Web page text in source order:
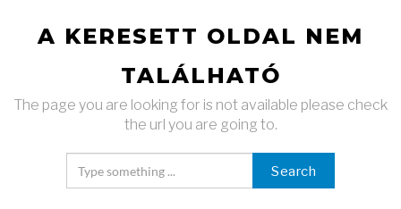
A KERESETT OLDAL NEM
TALÁLHATÓ
The page you are looking for is not available please check
the url you are going to.
Search